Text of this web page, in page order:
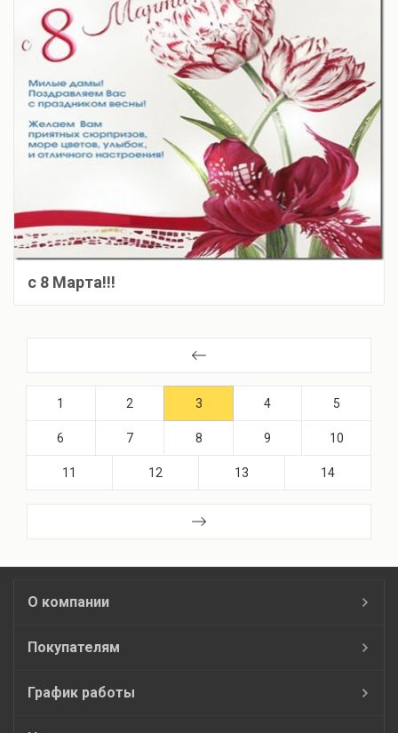
c 8 Марта!!!
1 2 3 4 5
6 7 8 9 10
11 12 13 14
О компании
Покупателям
График работы